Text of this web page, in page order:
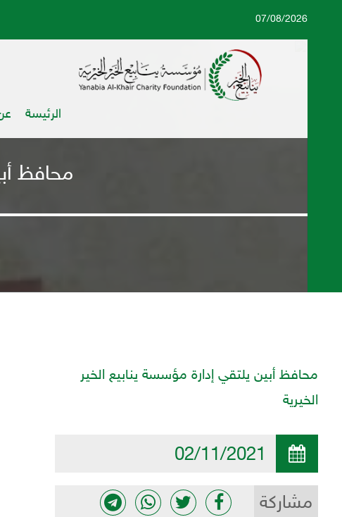
07/08/2026
الرئيسة
محافظ
محافظ أبين يلتقي إدارة مؤسسة ينابيع الخير
الخيرية
مشاركة